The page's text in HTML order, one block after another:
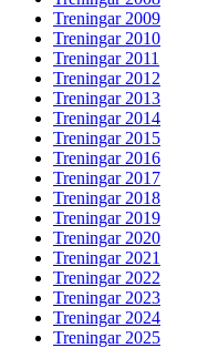
Treningar 2009
Treningar 2010
Treningar 2011
Treningar 2012
Treningar 2013
Treningar 2014
Treningar 2015
Treningar 2016
Treningar 2017
Treningar 2018
Treningar 2019
Treningar 2020
Treningar 2021
Treningar 2022
Treningar 2023
Treningar 2024
Treningar 2025